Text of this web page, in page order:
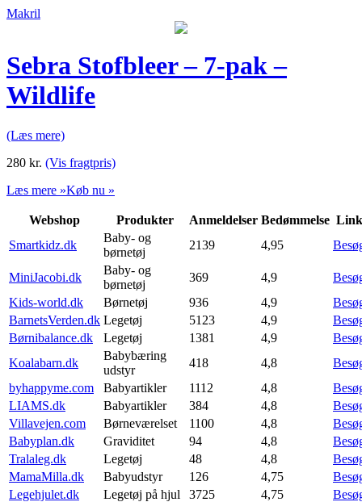
Makril
Sebra Stofbleer – 7-pak –
Wildlife
(Læs mere)
280 kr. (Vis fragtpris)
Læs mere »Køb nu »
Webshop Produkter Anmeldelser Bedømmelse Link
Smartkidz.dk
Baby- og
børnetøj
2139 4,95
MiniJacobi.dk
Baby- og
børnetøj
369 4,9
Kids-world.dk
Børnetøj 936 4,9
BarnetsVerden.dk Legetøj 5123 4,9
Børnibalance.dk
Legetøj 1381 4,9
Koalabarn.dk
Babybæring
udstyr
418 4,8
byhappyme.com
Babyartikler 1112 4,8
LIAMS.dk
Babyartikler 384 4,8
Villavejen.com
Børneværelset 1100 4,8
Babyplan.dk
Graviditet 94 4,8
Tralaleg.dk
Legetøj 48 4,8
MamaMilla.dk
Babyudstyr 126 4,75
Legehjulet.dk
Legetøj på hjul 3725 4,75